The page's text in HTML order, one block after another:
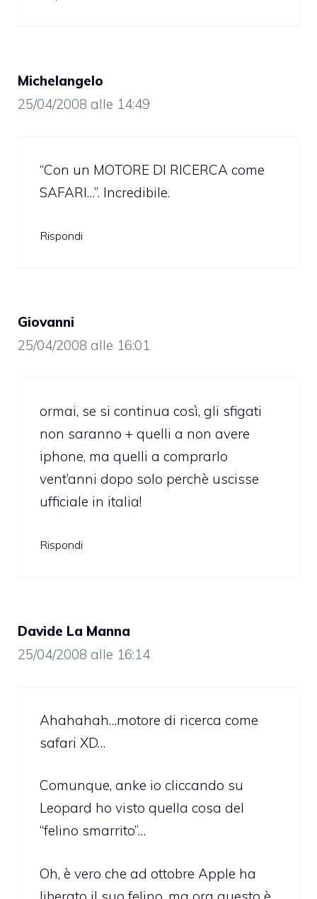
Michelangelo
25/04/2008 alle 14:49
“Con un MOTORE DI RICERCA come
SAFARI…”. Incredibile.
Rispondi
Giovanni
25/04/2008 alle 16:01
ormai, se si continua così, gli sfigati
non saranno + quelli a non avere
iphone, ma quelli a comprarlo
vent’anni dopo solo perchè uscisse
ufficiale in italia!
Rispondi
Davide La Manna
25/04/2008 alle 16:14
Ahahahah…motore di ricerca come
safari XD…
Comunque, anke io cliccando su
Leopard ho visto quella cosa del
“felino smarrito”…
Oh, è vero che ad ottobre Apple ha